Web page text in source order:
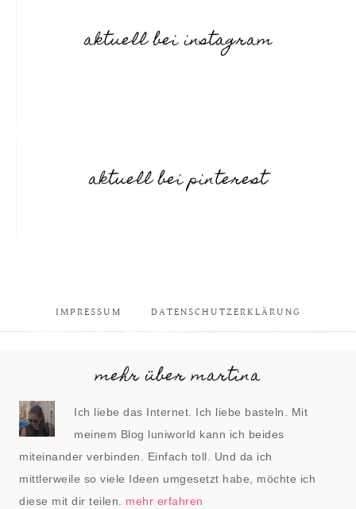
aktuell bei instagram
aktuell bei pinterest
IMPRESSUM DATENSCHUTZERKLÄRUNG
mehr über martina
Ich liebe das Internet. Ich liebe basteln. Mit
meinem Blog luniworld kann ich beides
miteinander verbinden. Einfach toll. Und da ich
mittlerweile so viele Ideen umgesetzt habe, möchte ich
diese mit dir teilen. mehr erfahren